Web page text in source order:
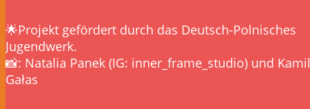
🌟Projekt gefördert durch das Deutsch-Polnisches
Jugendwerk.
📸: Natalia Panek (IG: inner_frame_studio) und Kamil
Gałas